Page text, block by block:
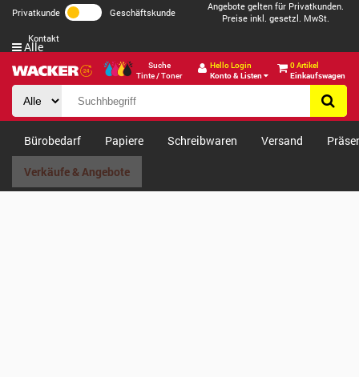
Privatkunde Geschäftskunde
Angebote gelten für Privatkunden.
Preise inkl. gesetzl. MwSt.
Kontakt
Suche
Tinte / Toner
Hello Login
Konto & Listen
0 Artikel
Einkaufswagen
Alle
Bürobedarf Papiere Schreibwaren Versand
Verkäufe & Angebote